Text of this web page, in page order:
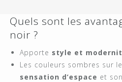
Quels sont les
noir ?
Apporte style et
Les couleurs sombres sur
sensation d’espace et